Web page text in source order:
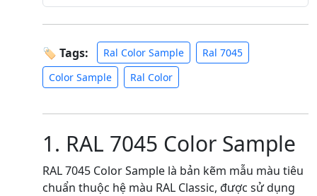
🏷 Tags: Ral Color Sample
Ral 7045
Color Sample
Ral Color
1. RAL 7045 Color Sample
RAL 7045 Color Sample là bản kẽm mẫu màu tiêu
chuẩn thuộc hệ màu RAL Classic, được sử dụng